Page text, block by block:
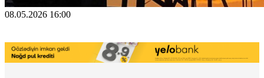
08.05.2026 16:00